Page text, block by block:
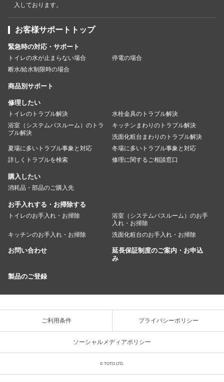
入しております。
お客様サポートトップ
緊急時の対応・サポート
トイレの水が止まらない場合
停電の場合
断水/給水制限時の場合
商品別サポート
修理したい
トイレのトラブル解決
水栓金具のトラブル解決
浴室（システムバスルーム）のトラ
ブル解決
キッチンまわりのトラブル解決
洗面化粧台まわりのトラブル解決
夏場に多いトラブル事象と対応
冬場に多いトラブル事象と対応
詳しくトラブルを検索
修理に関するご相談窓口
購入したい
消耗品・部品のご購入先
お手入れする・お掃除する
トイレのお手入れ・お掃除
浴室（システムバスルーム）のお手
入れ・お掃除
キッチンのお手入れ・お掃除
洗面化粧台のお手入れ・お掃除
お問い合わせ
延長保証制度のご案内・お申込
み
製品のご登録
ご利用条件 プライバシーポリシー
ソーシャルメディアポリシー
© TOTO LTD.